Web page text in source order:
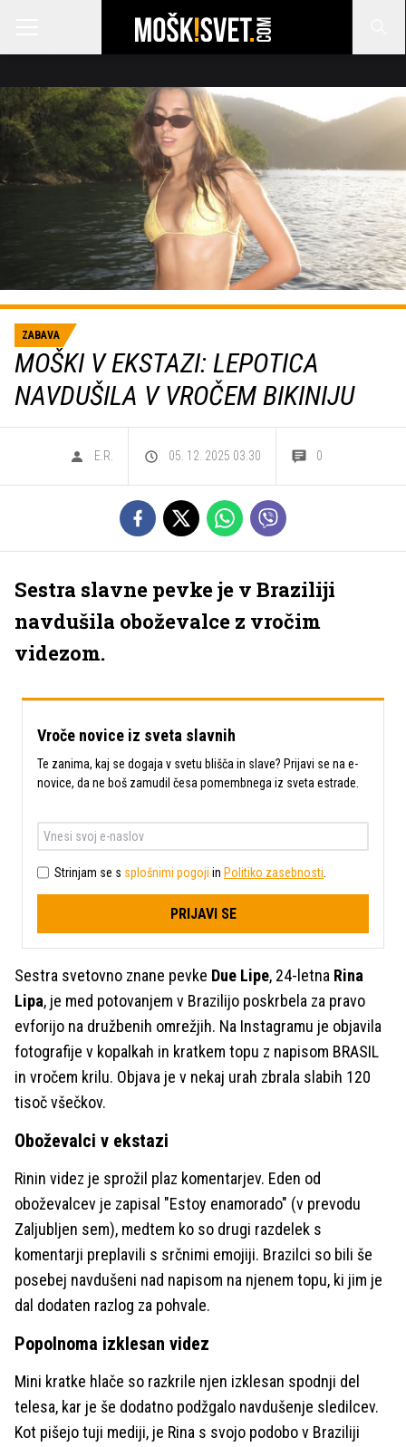
ZABAVA
MOŠKI V EKSTAZI: LEPOTICA
NAVDUŠILA V VROČEM BIKINIJU
E.R. 05. 12. 2025 03.30 0
Sestra slavne pevke je v Braziliji
navdušila oboževalce z vročim
videzom.
Vroče novice iz sveta slavnih
Te zanima, kaj se dogaja v svetu blišča in slave? Prijavi se na e-
novice, da ne boš zamudil česa pomembnega iz sveta estrade.
Strinjam se s splošnimi pogoji in Politiko zasebnosti
PRIJAVI SE
Sestra svetovno znane pevke Due Lipe, 24-letna Rina
Lipa, je med potovanjem v Brazilijo poskrbela za pravo
evforijo na družbenih omrežjih. Na Instagramu je objavila
fotografije v kopalkah in kratkem topu z napisom BRASIL
in vročem krilu. Objava je v nekaj urah zbrala slabih 120
tisoč všečkov.
Oboževalci v ekstazi
Rinin videz je sprožil plaz komentarjev. Eden od
oboževalcev je zapisal "Estoy enamorado" (v prevodu
Zaljubljen sem), medtem ko so drugi razdelek s
komentarji preplavili s srčnimi emojiji. Brazilci so bili še
posebej navdušeni nad napisom na njenem topu, ki jim je
dal dodaten razlog za pohvale.
Popolnoma izklesan videz
Mini kratke hlače so razkrile njen izklesan spodnji del
telesa, kar je še dodatno podžgalo navdušenje sledilcev.
Kot pišejo tuji mediji, je Rina s svojo podobo v Braziliji